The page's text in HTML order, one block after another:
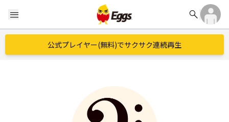
menu search
公式プレイヤー(無料)でサクサク連続再生